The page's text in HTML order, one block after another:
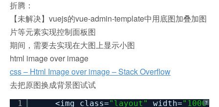
折腾：
【未解决】vuejs的vue-admin-template中用底图加叠加图
片等元素实现控制面板图
期间，需要去实现在大图上显示小图
html image over image
css – Html Image over image – Stack Overflow
去把原图换成背景图试试
?
1
<img class="layout" width="1000"